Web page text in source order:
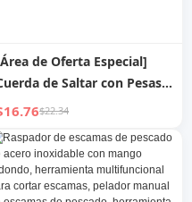
de Oferta Especial]
de Saltar con Pesas
de Doble Uso
Hula Femenino para
de Peso Fitness
Giratoria para la
Herramienta para el
$22.34